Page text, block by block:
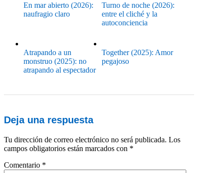
En mar abierto (2026):
naufragio claro
Turno de noche (2026):
entre el cliché y la
autoconciencia
Atrapando a un
monstruo (2025): no
atrapando al espectador
Together (2025): Amor
pegajoso
Deja una respuesta
Tu dirección de correo electrónico no será publicada. Los
campos obligatorios están marcados con *
Comentario *